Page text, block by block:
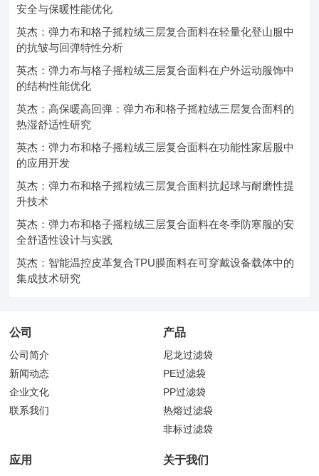
安全与保暖性能优化
英杰：弹力布和格子摇粒绒三层复合面料在轻量化登山服中
的抗皱与回弹特性分析
英杰：弹力布与格子摇粒绒三层复合面料在户外运动服饰中
的结构性能优化
英杰：高保暖高回弹：弹力布和格子摇粒绒三层复合面料的
热湿舒适性研究
英杰：弹力布和格子摇粒绒三层复合面料在功能性家居服中
的应用开发
英杰：弹力布和格子摇粒绒三层复合面料抗起球与耐磨性提
升技术
英杰：弹力布和格子摇粒绒三层复合面料在冬季防寒服的安
全舒适性设计与实践
英杰：智能温控皮革复合TPU膜面料在可穿戴设备载体中的
集成技术研究
公司
公司简介
新闻动态
企业文化
联系我们
产品
尼龙过滤袋
PE过滤袋
PP过滤袋
热熔过滤袋
非标过滤袋
应用 关于我们